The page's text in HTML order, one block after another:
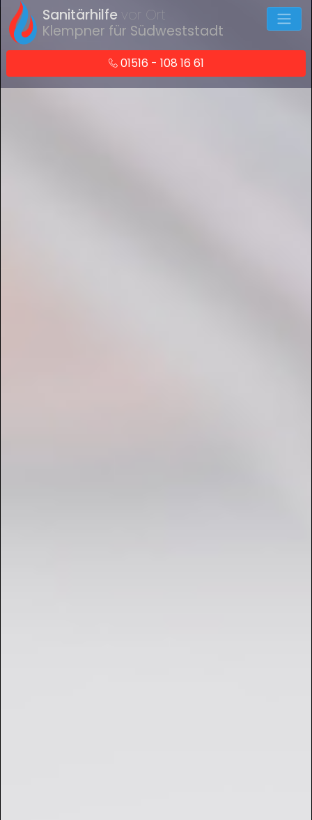
Sanitärhilfe vor Ort
Klempner für Südweststadt
01516 - 108 16 61